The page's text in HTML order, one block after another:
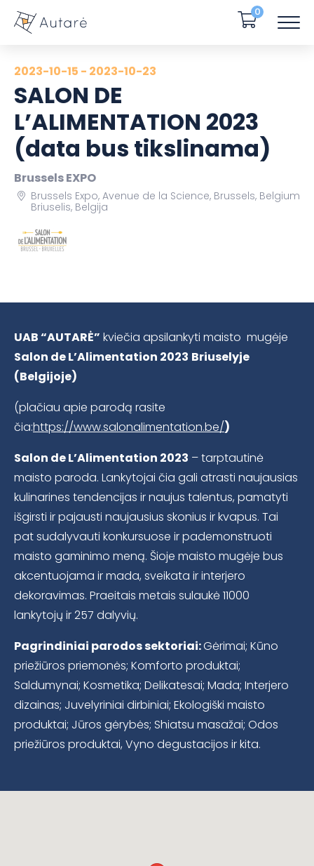
0
2023-10-15 - 2023-10-23
SALON DE
L’ALIMENTATION 2023
(data bus tikslinama)
Brussels EXPO
Brussels Expo, Avenue de la Science, Brussels, Belgium
Briuselis, Belgija
UAB “AUTARĖ” kviečia apsilankyti maisto mugėje
Salon de L’Alimentation 2023 Briuselyje
(Belgijoje)
(plačiau apie parodą rasite
čia:https://www.salonalimentation.be/)
Salon de L’Alimentation 2023 – tarptautinė
maisto paroda. Lankytojai čia gali atrasti naujausias
kulinarines tendencijas ir naujus talentus, pamatyti
išgirsti ir pajausti naujausius skonius ir kvapus. Tai
pat sudalyvauti konkursuose ir pademonstruoti
maisto gaminimo meną. Šioje maisto mugėje bus
akcentuojama ir mada, sveikata ir interjero
dekoravimas. Praeitais metais sulaukė 11000
lankytojų ir 257 dalyvių.
Pagrindiniai parodos sektoriai:Gėrimai; Kūno
priežiūros priemonės; Komforto produktai;
Saldumynai; Kosmetika; Delikatesai; Mada; Interjero
dizainas; Juvelyriniai dirbiniai; Ekologiški maisto
produktai; Jūros gėrybės; Shiatsu masažai; Odos
priežiūros produktai, Vyno degustacijos ir kita.